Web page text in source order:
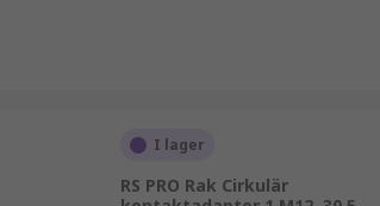
I lager
RS PRO Rak Cirkulär